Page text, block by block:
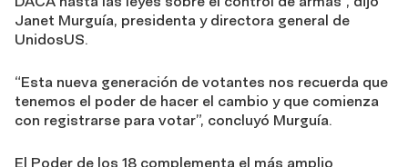
Janet Murguía, presidenta y directora general de
UnidosUS.
“Esta nueva generación de votantes nos recuerda que
tenemos el poder de hacer el cambio y que comienza
con registrarse para votar”, concluyó Murguía.
El Poder de los 18 complementa el más amplio